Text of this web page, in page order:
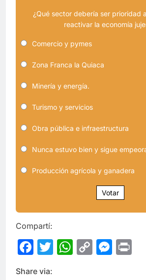
¿Qué sector debería ser prioridad
reactivar la economía
Comercio y pymes
Zona Franca la Quiaca
Minería y energía.
Turismo y servicios
Obra pública e infraestructura
Nunca estuvo bien y sigue
Producción agrícola y ganadera
Votar
Compartí:
Facebook
Twitter
WhatsApp
Copy
Share via: